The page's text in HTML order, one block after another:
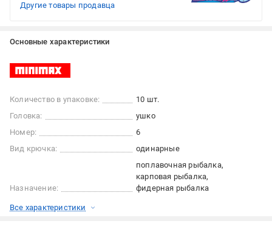
Другие товары продавца
Основные характеристики
Количество в упаковке:
10 шт.
Головка:
ушко
Номер:
6
Вид крючка:
одинарные
Назначение:
поплавочная рыбалка
карповая рыбалка
фидерная рыбалка
Все характеристики